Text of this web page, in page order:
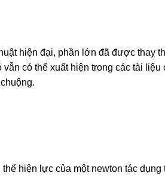
hiện đại, phần lớn đã được thay
có thể xuất hiện trong các tài liệu
hiện lực của một newton tác dụng